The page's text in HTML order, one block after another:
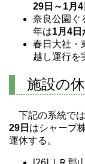
29日～1月4
奈良公園ぐ
年は1月4日
春日大社・
越し運行を
施設の
下記の系統では
29日 はシャープ
運休する。